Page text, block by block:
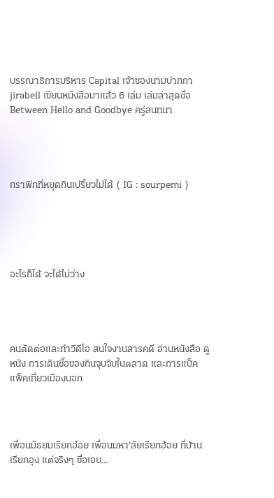
บรรณาธิการบริหาร Capital เจ้าของนามปากกา
jirabell เขียนหนังสือมาแล้ว 6 เล่ม เล่มล่าสุดชื่อ
Between Hello and Goodbye ครู่สนทนา
กราฟิกที่หยุดกินเปรี้ยวไม่ได้ ( IG : sourpemi )
อะไรก็ได้ จะได้ไม่ว่าง
คนตัดต่อและทำวีดีโอ สนใจงานสารคดี อ่านหนังสือ ดู
หนัง การเดินซื้อของกินจุบจิบในตลาด และการแบ็ค
แพ็คเที่ยวเมืองนอก
เพื่อนมัธยมเรียกอ๋อย เพื่อนมหา’ลัยเรียกอ้อย ที่บ้าน
เรียกอุง แต่จริงๆ ชื่อเอย...